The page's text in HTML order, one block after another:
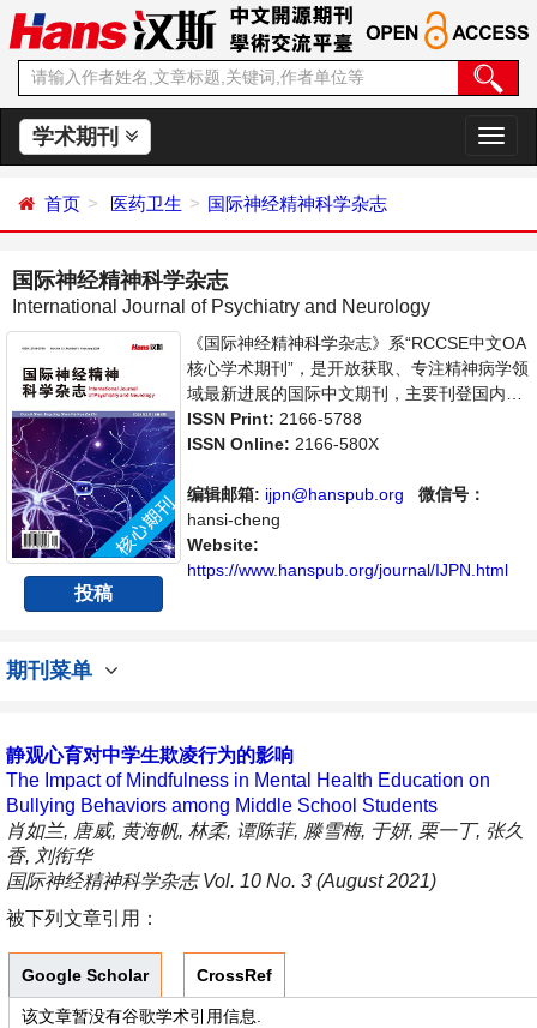
学术期刊
切
换
首页 医药卫生 国际神经精神科学杂志
国际神经精神科学杂志
International Journal of Psychiatry and Neurology
投稿
《国际神经精神科学杂志》系“RCCSE中文OA
核心学术期刊”，是开放获取、专注精神病学领
域最新进展的国际中文期刊，主要刊登国内外
神经精神科学相关领域的论文。本刊支持思想
创新、学术创新，倡导科学，繁荣学术，集学
神疾病的科学家、学者、科研人员提供一个传
播、分享和讨论神经精神基础研究和临床治疗
成果的交流平台。
ISSN Print: 2166-5788
ISSN Online: 2166-580X
编辑邮箱: ijpn@hanspub.org
微信号：
hansi-cheng
Website:
https://www.hanspub.org/journal/IJPN.html
期刊菜单
静观心育对中学生欺凌行为的影响
The Impact of Mindfulness in Mental Health Education on
Bullying Behaviors among Middle School Students
肖如兰, 唐威, 黄海帆, 林柔, 谭陈菲, 滕雪梅, 于妍, 栗一丁, 张久
香, 刘衔华
国际神经精神科学杂志 Vol. 10 No. 3 (August 2021)
被下列文章引用：
Google Scholar CrossRef
该文章暂没有谷歌学术引用信息.